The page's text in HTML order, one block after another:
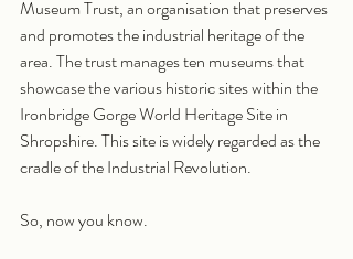
Museum Trust, an organisation that preserves
and promotes the industrial heritage of the
area. The trust manages ten museums that
showcase the various historic sites within the
Ironbridge Gorge World Heritage Site in
Shropshire. This site is widely regarded as the
cradle of the Industrial Revolution.
So, now you know.